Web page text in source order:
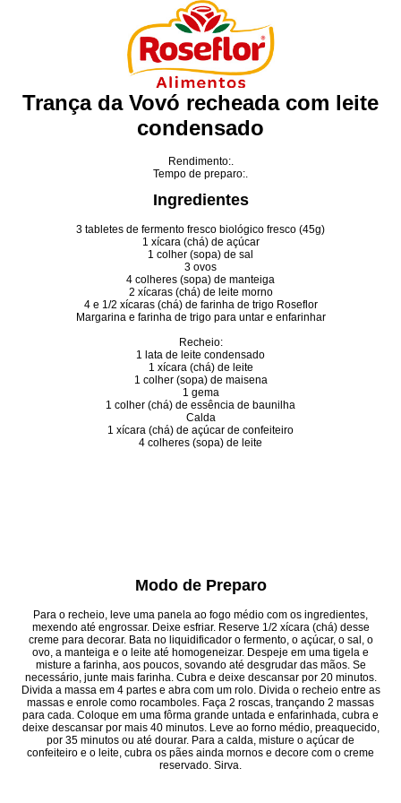
Trança da Vovó recheada com leite
condensado
Rendimento:.
Tempo de preparo:.
Ingredientes
3 tabletes de fermento fresco biológico fresco (45g)
1 xícara (chá) de açúcar
1 colher (sopa) de sal
3 ovos
4 colheres (sopa) de manteiga
2 xícaras (chá) de leite morno
4 e 1/2 xícaras (chá) de farinha de trigo Roseflor
Margarina e farinha de trigo para untar e enfarinhar
Recheio:
1 lata de leite condensado
1 xícara (chá) de leite
1 colher (sopa) de maisena
1 gema
1 colher (chá) de essência de baunilha
Calda
1 xícara (chá) de açúcar de confeiteiro
4 colheres (sopa) de leite
Modo de Preparo
Para o recheio, leve uma panela ao fogo médio com os ingredientes,
mexendo até engrossar. Deixe esfriar. Reserve 1/2 xícara (chá) desse
creme para decorar. Bata no liquidificador o fermento, o açúcar, o sal, o
ovo, a manteiga e o leite até homogeneizar. Despeje em uma tigela e
misture a farinha, aos poucos, sovando até desgrudar das mãos. Se
necessário, junte mais farinha. Cubra e deixe descansar por 20 minutos.
Divida a massa em 4 partes e abra com um rolo. Divida o recheio entre as
massas e enrole como rocamboles. Faça 2 roscas, trançando 2 massas
para cada. Coloque em uma fôrma grande untada e enfarinhada, cubra e
deixe descansar por mais 40 minutos. Leve ao forno médio, preaquecido,
por 35 minutos ou até dourar. Para a calda, misture o açúcar de
confeiteiro e o leite, cubra os pães ainda mornos e decore com o creme
reservado. Sirva.